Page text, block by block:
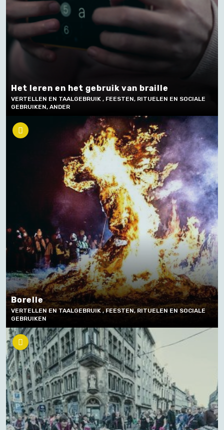
Het leren en het gebruik van braille
VERTELLEN EN TAALGEBRUIK , FEESTEN, RITUELEN EN SOCIALE
GEBRUIKEN, ANDER
Borelle
VERTELLEN EN TAALGEBRUIK , FEESTEN, RITUELEN EN SOCIALE
GEBRUIKEN